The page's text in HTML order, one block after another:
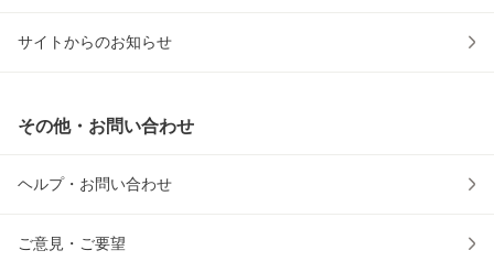
サイトからのお知らせ
その他・お問い合わせ
ヘルプ・お問い合わせ
ご意見・ご要望